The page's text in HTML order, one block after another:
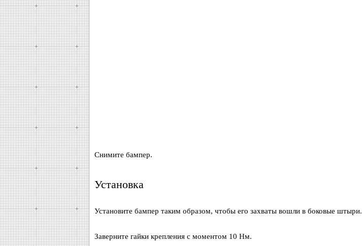
Снимите бампер.
Установка
Установите бампер таким образом, чтобы его захваты вошли в боковые штыри.
Заверните гайки крепления с моментом 10 Нм.